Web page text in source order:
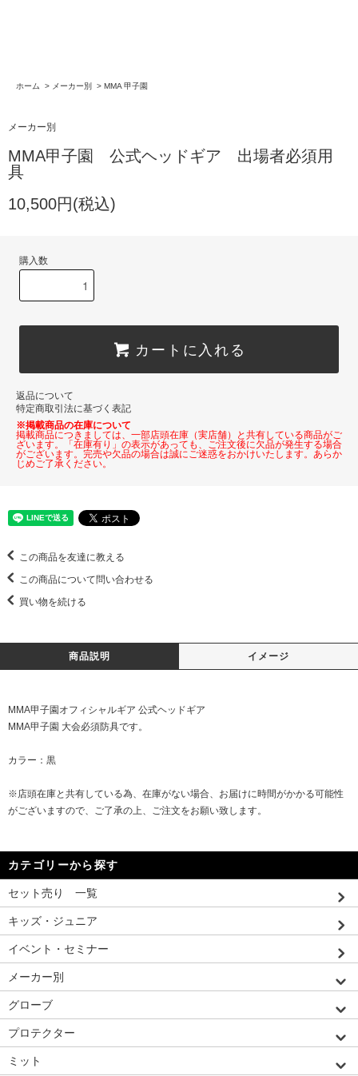
ホーム > メーカー別 > MMA 甲子園
メーカー別
MMA甲子園 公式ヘッドギア 出場者必須用
具
10,500円(税込)
購入数
カートに入れる
返品について
特定商取引法に基づく表記
※掲載商品の在庫について
掲載商品につきましては、一部店頭在庫（実店舗）と共有している商品がご
ざいます。「在庫有り」の表示があっても、ご注文後に欠品が発生する場合
がございます。完売や欠品の場合は誠にご迷惑をおかけいたします。あらか
じめご了承ください。
この商品を友達に教える
この商品について問い合わせる
買い物を続ける
商品説明 イメージ
MMA甲子園オフィシャルギア 公式ヘッドギア
MMA甲子園 大会必須防具です。
カラー：黒
※店頭在庫と共有している為、在庫がない場合、お届けに時間がかかる可能性
がございますので、ご了承の上、ご注文をお願い致します。
カテゴリーから探す
セット売り 一覧
キッズ・ジュニア
イベント・セミナー
メーカー別
グローブ
プロテクター
ミット